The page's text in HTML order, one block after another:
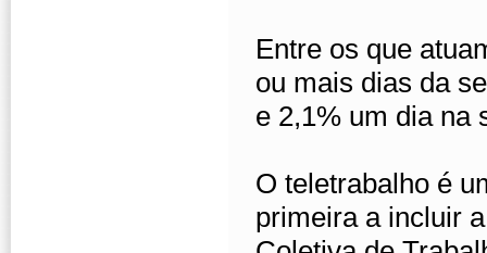
Entre os que
ou mais dias da
e 2,1% um dia na
O teletrabalho é
primeira a incluir